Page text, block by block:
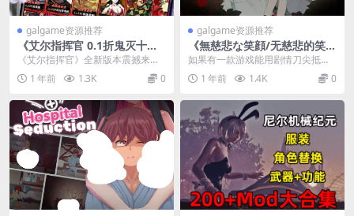
galgame资源推荐
《艾尔指挥官 0.1折鬼灭十万
抽》300MB动漫卡牌手游正式
上线
《艾尔指挥官》全新版本震撼来
袭！​​ 这款300MB大小的动漫风格卡
牌手游现已开...
1 年前 1.3K 0
galgame资源推荐
《無慈悲な笑顔/无慈悲的笑
颜》PC端ADV新作：悬疑剧情
与极致视听的双重暴击
如果有一款游戏能用剧情刀尖抵住
你的喉咙，用音乐掐住你的呼吸，
那《无慈悲的笑颜》绝...
1 年前 1.4K 0